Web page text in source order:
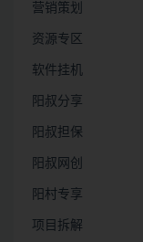
营销策划
资源专区
软件挂机
阳叔分享
阳叔担保
阳叔网创
阳村专享
项目拆解